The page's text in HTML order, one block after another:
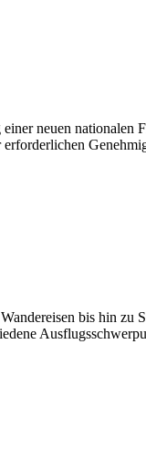
neuen nationalen
bis hin zu